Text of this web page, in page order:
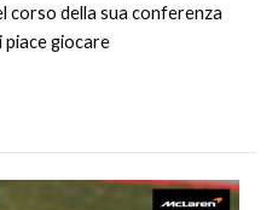
corso della sua conferenza
piace giocare